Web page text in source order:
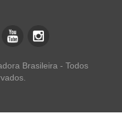
Brasileira - Todos